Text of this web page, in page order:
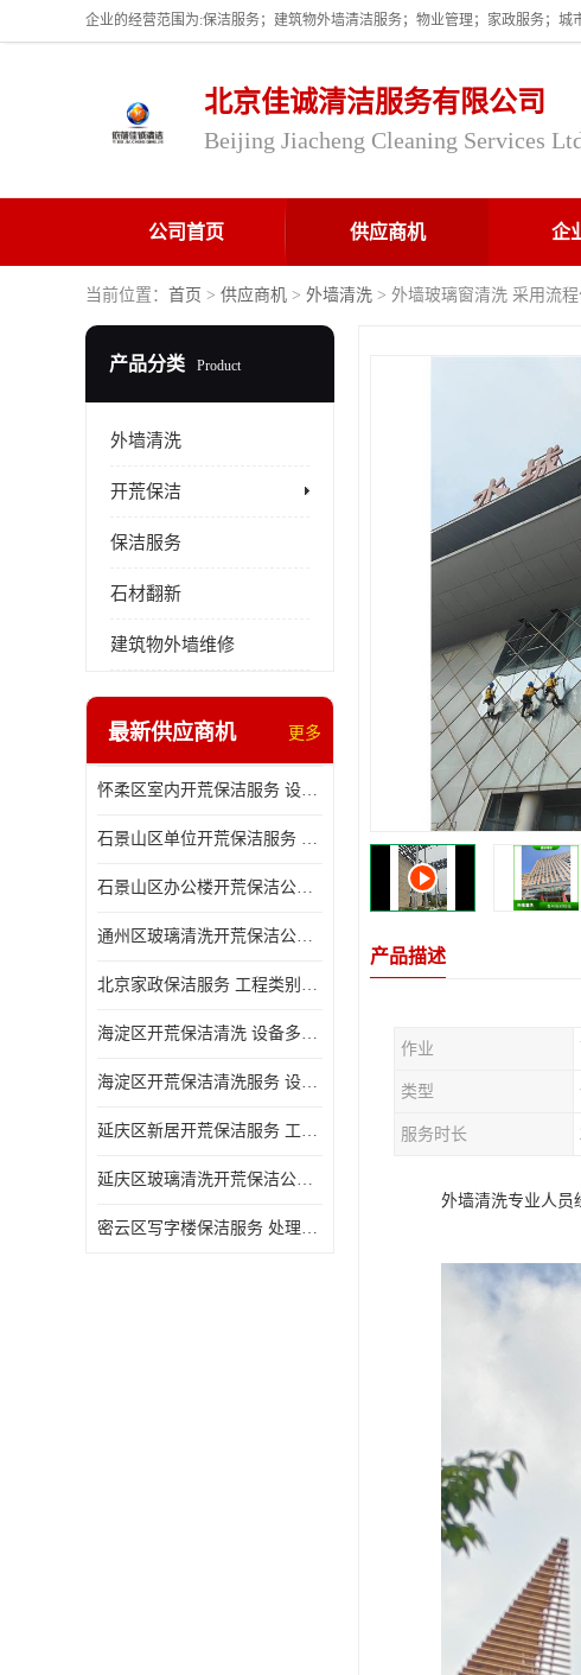
北京佳诚清洁服务有限公司
Beijing Jiacheng Cleaning Services
公司首页 供应商机 企
当前位置： 首页 > 供应商机 > 外墙清洗 > 外墙玻璃窗清洗 采用流
产品分类 Product
外墙清洗
开荒保洁
保洁服务
石材翻新
建筑物外墙维修
最新供应商机 更多
怀柔区室内开荒保洁服务 设备多样 减轻日后打理工作
石景山区单位开荒保洁服务 省心省力 便于人员尽快入住
石景山区办公楼开荒保洁公司 设备多样 清洁知识全面
通州区玻璃清洗开荒保洁公司电话 省心省力 有效消除隐患
北京家政保洁服务 工程类别多 有效消除隐患
海淀区开荒保洁清洗 设备多样 避免会留下卫生死角
海淀区开荒保洁清洗服务 设备多样 清洁知识全面
延庆区新居开荒保洁服务 工程类别多 避免会留下卫生死角
延庆区玻璃清洗开荒保洁公司电话 处理细致 清洁知识全面
密云区写字楼保洁服务 处理细致 避免会留下卫生死角
产品描述
作业
类型
服务时长
外墙清洗专业人员